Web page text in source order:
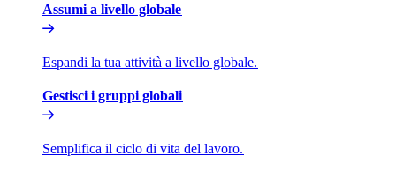
Assumi a livello globale​​
Espandi la tua attività a livello globale.​​
Gestisci i gruppi globali​​
Semplifica il ciclo di vita del lavoro.​​